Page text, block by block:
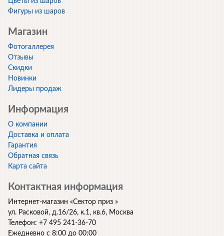
Фигуры из шаров
Магазин
Фотогаллерея
Отзывы
Скидки
Новинки
Лидеры продаж
Информация
О компании
Доставка и оплата
Гарантия
Обратная связь
Карта сайта
Контактная информация
Интернет-магазин «Сектор приз »
ул. Расковой, д.16/26, к.1, кв.6, Москва
Телефон: +7 495 241-36-70
Ежедневно с 8:00 до 00:00